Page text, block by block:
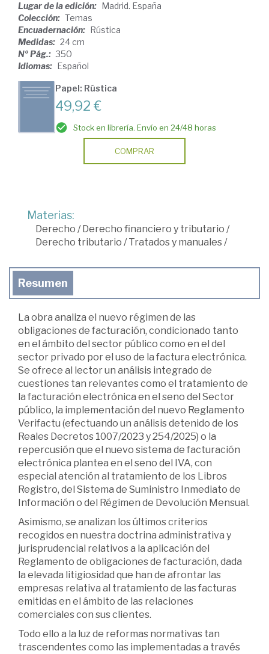
Lugar de la edición: Madrid. España
Colección: Temas
Encuadernación: Rústica
Medidas: 24 cm
Nº Pág.: 350
Idiomas: Español
Papel: Rústica
49,92 €
Stock en librería. Envío en 24/48 horas
COMPRAR
Materias:
Derecho / Derecho financiero y tributario /
Derecho tributario /Tratados y manuales/
Resumen
La obra analiza el nuevo régimen de las
obligaciones de facturación, condicionado tanto
en el ámbito del sector público como en el del
sector privado por el uso de la factura electrónica.
Se ofrece al lector un análisis integrado de
cuestiones tan relevantes como el tratamiento de
la facturación electrónica en el seno del Sector
público, la implementación del nuevo Reglamento
Verifactu (efectuando un análisis detenido de los
Reales Decretos 1007/2023 y 254/2025) o la
repercusión que el nuevo sistema de facturación
electrónica plantea en el seno del IVA, con
especial atención al tratamiento de los Libros
Registro, del Sistema de Suministro Inmediato de
Información o del Régimen de Devolución Mensual.
Asimismo, se analizan los últimos criterios
recogidos en nuestra doctrina administrativa y
jurisprudencial relativos a la aplicación del
Reglamento de obligaciones de facturación, dada
la elevada litigiosidad que han de afrontar las
empresas relativa al tratamiento de las facturas
emitidas en el ámbito de las relaciones
comerciales con sus clientes.
Todo ello a la luz de reformas normativas tan
trascendentes como las implementadas a través